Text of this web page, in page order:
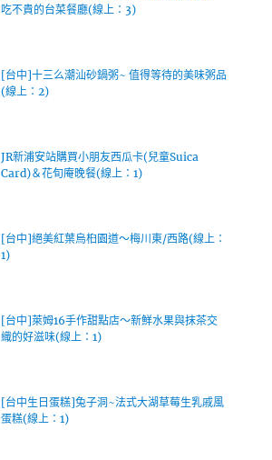
吃不貴的台菜餐廳(線上：3)
[台中]十三么潮汕砂鍋粥~ 值得等待的美味粥品
(線上：2)
JR新浦安站購買小朋友西瓜卡(兒童Suica
Card)＆花旬庵晚餐(線上：1)
[台中]絕美紅葉烏桕園道～梅川東/西路(線上：
1)
[台中]萊姆16手作甜點店～新鮮水果與抹茶交
織的好滋味(線上：1)
[台中生日蛋糕]兔子洞~法式大湖草莓生乳戚風
蛋糕(線上：1)